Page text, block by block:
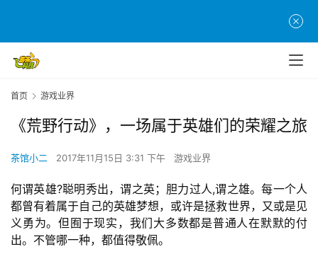
首页 游戏业界
《荒野行动》，一场属于英雄们的荣耀之旅
茶馆小二 2017年11月15日 3:31 下午 游戏业界
何谓英雄?聪明秀出，谓之英；胆力过人,谓之雄。每一个人
都曾有着属于自己的英雄梦想，或许是拯救世界，又或是见
义勇为。但囿于现实，我们大多数都是普通人在默默的付
出。不管哪一种，都值得敬佩。